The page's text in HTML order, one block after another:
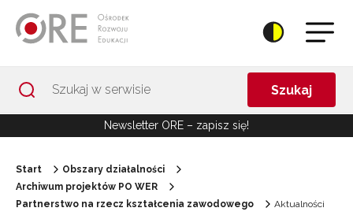
Szukaj
Newsletter ORE – zapisz się!
Start
Obszary działalności
Archiwum projektów PO WER
Partnerstwo na rzecz kształcenia zawodowego
Aktualności